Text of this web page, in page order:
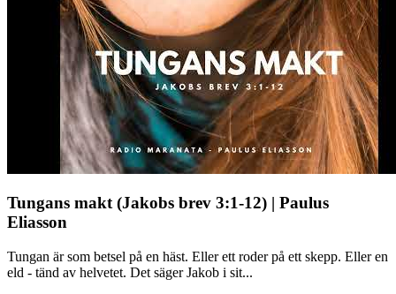
Tungans makt (Jakobs brev 3:1-12) | Paulus
Eliasson
Tungan är som betsel på en häst. Eller ett roder på ett skepp. Eller en
eld - tänd av helvetet. Det säger Jakob i sit...